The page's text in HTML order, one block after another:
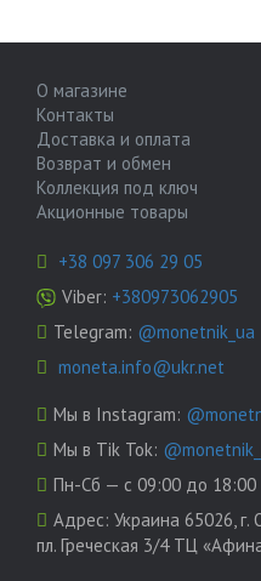
О магазине
Контакты
Доставка и оплата
Возврат и обмен
Коллекция под ключ
Акционные товары
+38 097 306 29 05
Viber: +380973062905
Telegram: @monetnik_ua
moneta.info@ukr.net
Мы в Instagram:
Мы в Tik Tok:
Пн-Сб — с 09:00 до 18:00
Адрес: Украина 65026, г.
пл. Греческая 3/4 ТЦ